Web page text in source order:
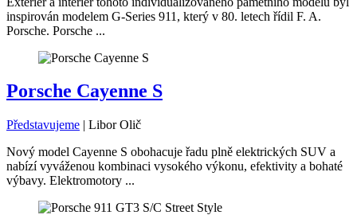
inspirován modelem G-Series 911, který v 80. letech řídil F. A.
Porsche. Porsche ...
Porsche Cayenne S
Představujeme | Libor Olič
Nový model Cayenne S obohacuje řadu plně elektrických SUV a
nabízí vyváženou kombinaci vysokého výkonu, efektivity a bohaté
výbavy. Elektromotory ...